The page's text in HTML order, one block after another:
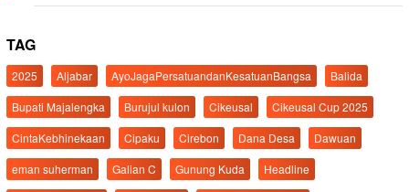
TAG
2025 Aljabar AyoJagaPersatuandanKesatuanBangsa
Balida
Bupati Majalengka
Burujul kulon Cikeusal
Cikeusal Cup 2025
CintaKebhinekaan
Cipaku Cirebon Dana Desa
Dawuan
eman suherman
Galian C Gunung Kuda
Headline